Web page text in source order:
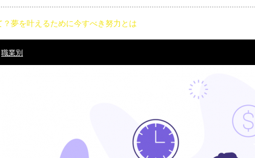
夢を叶えるために今すべき努力とは
職業別